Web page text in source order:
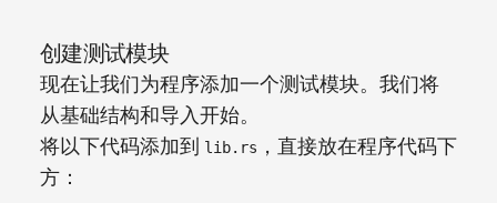
创建测试模块
现在让我们为程序添加一个测试模块。我们将
从基础结构和导入开始。
将以下代码添加到
lib.rs ，直接放在程序代码下
方：